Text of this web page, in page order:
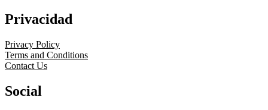
Privacidad
Privacy Policy
Terms and Conditions
Contact Us
Social